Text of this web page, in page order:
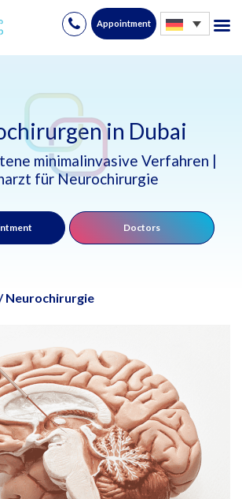
Appointment
in Dubai
minimalinvasive Verfahren |
für Neurochirurgie
Doctors
Neurochirurgie